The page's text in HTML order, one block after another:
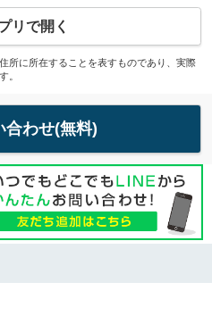
リで開く
所に所在することを表すものであり、実際
。
合わせ(無料)